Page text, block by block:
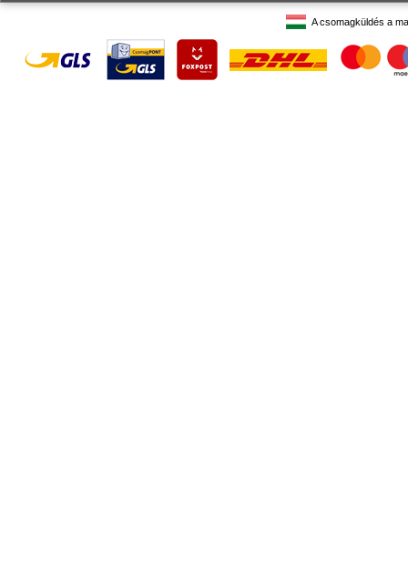
A csomagküldés a